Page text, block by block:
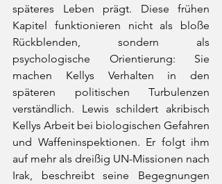
späteres Leben prägt. Diese frühen
Kapitel funktionieren nicht als bloße
Rückblenden, sondern als
psychologische Orientierung: Sie
machen Kellys Verhalten in den
späteren politischen Turbulenzen
verständlich. Lewis schildert akribisch
Kellys Arbeit bei biologischen Gefahren
und Waffeninspektionen. Er folgt ihm
auf mehr als dreißig UN-Missionen nach
Irak, beschreibt seine Begegnungen